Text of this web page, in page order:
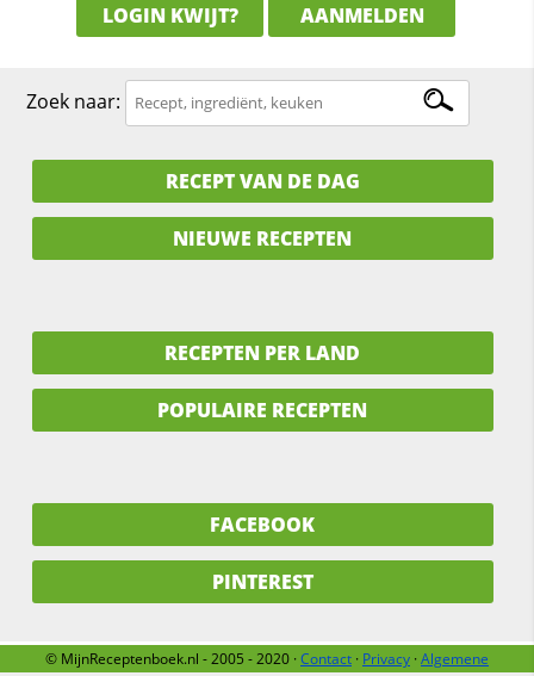
LOGIN KWIJT? AANMELDEN
Zoek naar:
RECEPT VAN DE DAG
NIEUWE RECEPTEN
RECEPTEN PER LAND
POPULAIRE RECEPTEN
FACEBOOK
PINTEREST
© MijnReceptenboek.nl - 2005 - 2020 ·Contact · Privacy ·Algemene